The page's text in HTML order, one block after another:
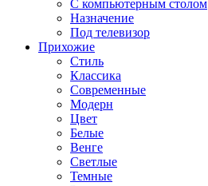
С компьютерным столом
Назначение
Под телевизор
Прихожие
Стиль
Классика
Современные
Модерн
Цвет
Белые
Венге
Светлые
Темные